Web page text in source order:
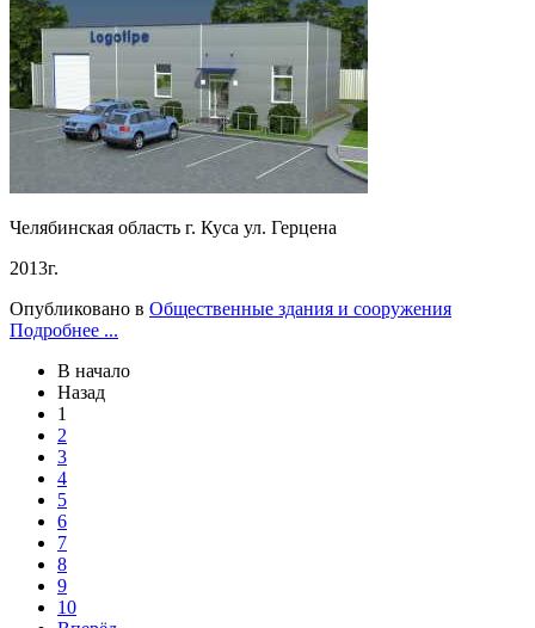
Челябинская область г. Куса ул. Герцена
2013г.
Опубликовано в Общественные здания и сооружения
Подробнее ...
В начало
Назад
1
2
3
4
5
6
7
8
9
10